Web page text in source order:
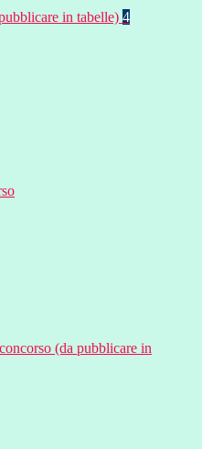
in tabelle) 4
(da pubblicare in